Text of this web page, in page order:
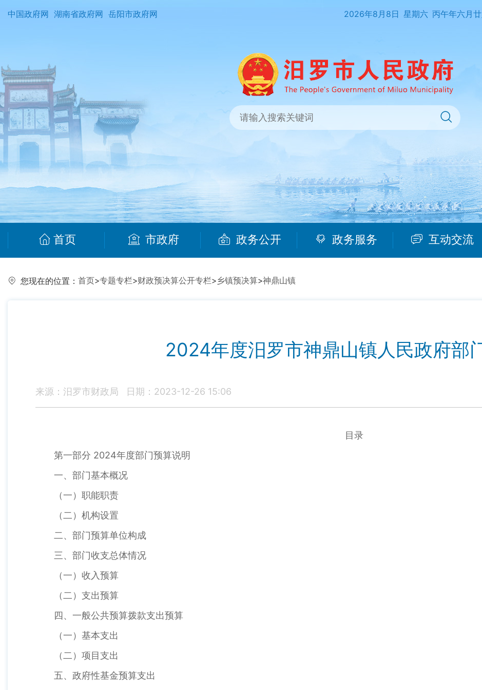
中国政府网 湖南省政府网 岳阳市政府网 2026年8月8日 星期六 丙午年六月
首页 市政府 政务公开 政务服务 互动交流
您现在的位置： 首页>专题专栏>财政预决算公开专栏>乡镇预决算>神鼎山镇
2024年度汨罗市神鼎山镇人民政府部
来源：汨罗市财政局 日期：2023-12-26 15:06
目录
第一部分 2024年度部门预算说明
一、部门基本概况
（一）职能职责
（二）机构设置
二、部门预算单位构成
三、部门收支总体情况
（一）收入预算
（二）支出预算
四、一般公共预算拨款支出预算
（一）基本支出
（二）项目支出
五、政府性基金预算支出